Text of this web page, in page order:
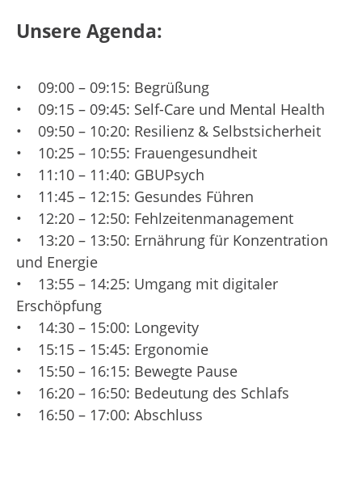
Unsere Agenda:
• 09:00 – 09:15: Begrüßung
• 09:15 – 09:45: Self-Care und Mental Health
• 09:50 – 10:20: Resilienz & Selbstsicherheit
• 10:25 – 10:55: Frauengesundheit
• 11:10 – 11:40: GBUPsych
• 11:45 – 12:15: Gesundes Führen
• 12:20 – 12:50: Fehlzeitenmanagement
• 13:20 – 13:50: Ernährung für Konzentration
und Energie
• 13:55 – 14:25: Umgang mit digitaler
Erschöpfung
• 14:30 – 15:00: Longevity
• 15:15 – 15:45: Ergonomie
• 15:50 – 16:15: Bewegte Pause
• 16:20 – 16:50: Bedeutung des Schlafs
• 16:50 – 17:00: Abschluss